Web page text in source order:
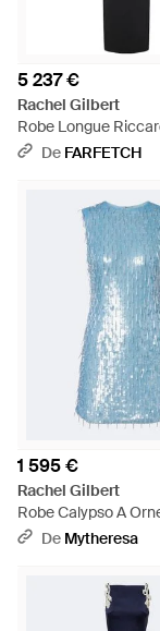
5 237 €
Rachel Gilbert
Robe Longue
Ornements - Noir
De FARFETCH
1 595 €
Rachel Gilbert
Robe Calypso A
BleuDe Mytheresa